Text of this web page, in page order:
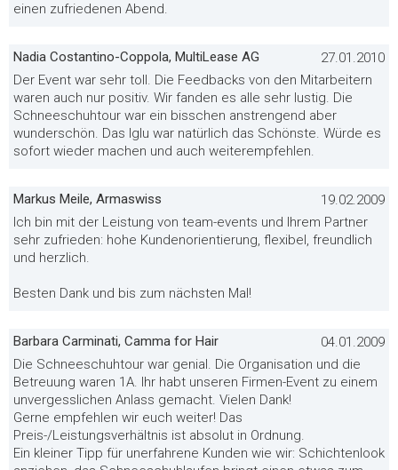
einen zufriedenen Abend.
Nadia Costantino-Coppola, MultiLease AG
27.01.2010
Der Event war sehr toll. Die Feedbacks von den Mitarbeitern
waren auch nur positiv. Wir fanden es alle sehr lustig. Die
Schneeschuhtour war ein bisschen anstrengend aber
wunderschön. Das Iglu war natürlich das Schönste. Würde es
sofort wieder machen und auch weiterempfehlen.
Markus Meile, Armaswiss
19.02.2009
Ich bin mit der Leistung von team-events und Ihrem Partner
sehr zufrieden: hohe Kundenorientierung, flexibel, freundlich
und herzlich.
Besten Dank und bis zum nächsten Mal!
Barbara Carminati, Camma for Hair
04.01.2009
Die Schneeschuhtour war genial. Die Organisation und die
Betreuung waren 1A. Ihr habt unseren Firmen-Event zu einem
unvergesslichen Anlass gemacht. Vielen Dank!
Gerne empfehlen wir euch weiter! Das
Preis-/Leistungsverhältnis ist absolut in Ordnung.
Ein kleiner Tipp für unerfahrene Kunden wie wir: Schichtenlook